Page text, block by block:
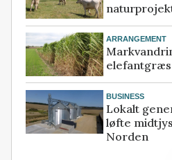
ARRANGEMENT
elefantgræs
BUSINESS
Lokalt
løfte
Norden